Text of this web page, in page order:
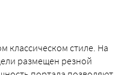
классическом стиле. На
размещен резной